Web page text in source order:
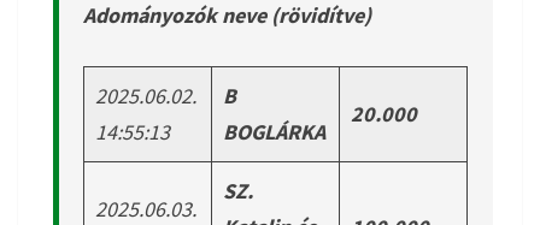
Adományozók neve (rövidítve)
2025.06.02.
14:55:13
B
BOGLÁRKA
20.000
2025.06.03.
SZ.